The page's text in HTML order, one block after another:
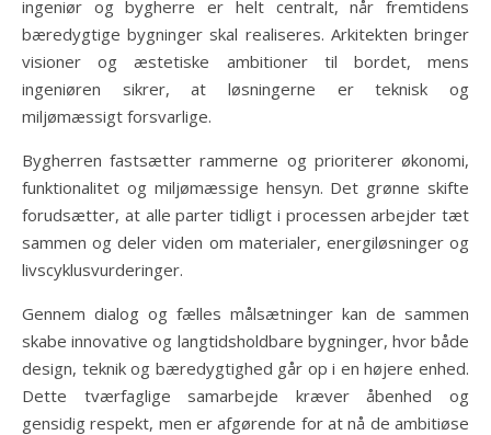
ingeniør og bygherre er helt centralt, når fremtidens
bæredygtige bygninger skal realiseres. Arkitekten bringer
visioner og æstetiske ambitioner til bordet, mens
ingeniøren sikrer, at løsningerne er teknisk og
miljømæssigt forsvarlige.
Bygherren fastsætter rammerne og prioriterer økonomi,
funktionalitet og miljømæssige hensyn. Det grønne skifte
forudsætter, at alle parter tidligt i processen arbejder tæt
sammen og deler viden om materialer, energiløsninger og
livscyklusvurderinger.
Gennem dialog og fælles målsætninger kan de sammen
skabe innovative og langtidsholdbare bygninger, hvor både
design, teknik og bæredygtighed går op i en højere enhed.
Dette tværfaglige samarbejde kræver åbenhed og
gensidig respekt, men er afgørende for at nå de ambitiøse